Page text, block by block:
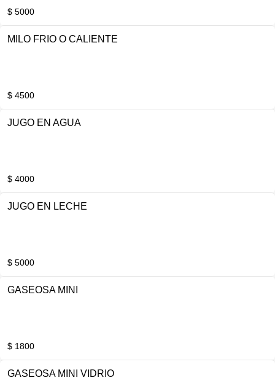
$ 5000
MILO FRIO O CALIENTE
$ 4500
JUGO EN AGUA
$ 4000
JUGO EN LECHE
$ 5000
GASEOSA MINI
$ 1800
GASEOSA MINI VIDRIO